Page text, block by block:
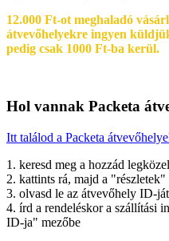
12.000 Ft-ot meghaladó
átvevőhelyekre ingyen
pedig csak 1000 Ft-ba kerül.
Hol vannak Packeta
Itt találod a Packeta
1. keresd meg a hozzád
2. kattints rá, majd a "részletek"
3. olvasd le az átvevőhely ID-ját
4. írd a rendeléskor a szállítási
ID-ja" mezőbe